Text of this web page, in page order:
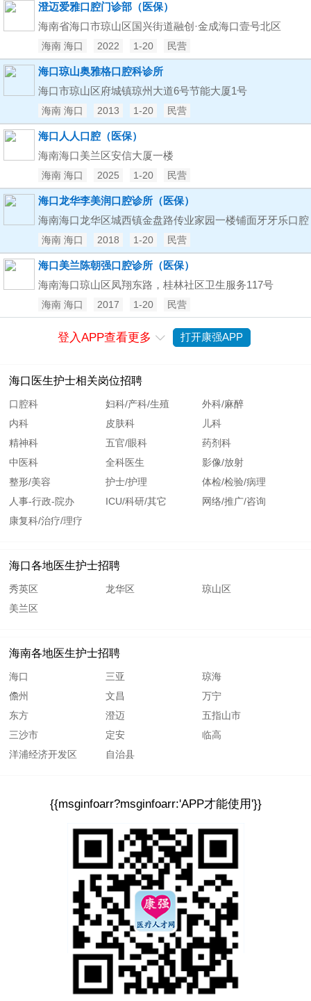
澄迈爱雅口腔门诊部（医保）
海南省海口市琼山区国兴街道融创·金成海口壹号北区
海南 海口 2022 1-20 民营
海口琼山奥雅格口腔科诊所
海口市琼山区府城镇琼州大道6号节能大厦1号
海南 海口 2013 1-20 民营
海口人人口腔（医保）
海南海口美兰区安信大厦一楼
海南 海口 2025 1-20 民营
海口龙华李美润口腔诊所（医保）
海南海口龙华区城西镇金盘路传业家园一楼铺面牙牙乐口腔
海南 海口 2018 1-20 民营
海口美兰陈朝强口腔诊所（医保）
海南海口琼山区凤翔东路，桂林社区卫生服务117号
海南 海口 2017 1-20 民营
登入APP查看更多  打开康强APP
海口医生护士相关岗位招聘
口腔科 妇科/产科/生殖
外科/麻醉
内科
皮肤科
儿科
精神科
五官/眼科
药剂科
中医科
全科医生
影像/放射
整形/美容
护士/护理
体检/检验/病理
人事-行政-院办
ICU/科研/其它
网络/推广/咨询
康复科/治疗/理疗
海口各地医生护士招聘
秀英区 龙华区
琼山区
美兰区
海南各地医生护士招聘
海口 三亚
琼海
儋州
文昌
万宁
东方
澄迈
五指山市
三沙市
定安
临高
洋浦经济开发区
自治县
{{msginfoarr?msginfoarr:'APP才能使用'}}